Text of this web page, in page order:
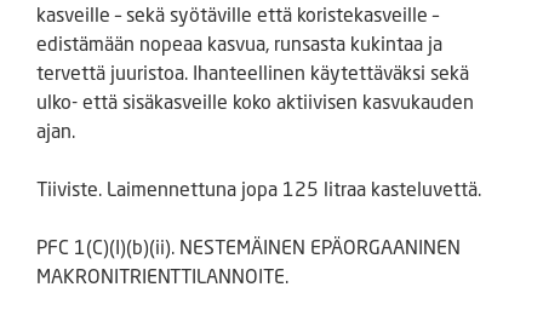
kasveille – sekä syötäville että koristekasveille –
edistämään nopeaa kasvua, runsasta kukintaa ja
tervettä juuristoa. Ihanteellinen käytettäväksi sekä
ulko- että sisäkasveille koko aktiivisen kasvukauden
ajan.
Tiiviste. Laimennettuna jopa 125 litraa kasteluvettä.
PFC 1(C)(I)(b)(ii). NESTEMÄINEN EPÄORGAANINEN
MAKRONITRIENTTILANNOITE.